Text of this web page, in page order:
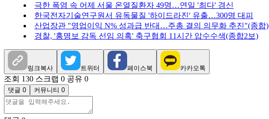
극한 폭염 속 어제 서울 온열질환자 49명…연일 '최다' 경신
한국전자기술연구원서 유독물질 '하이드라진' 유출…300명 대피
산업장관 "영업이익 N% 성과급 반대…주총 결의 의무화 추진"(종합)
경찰, '홍명보 감독 선임 의혹' 축구협회 11시간 압수수색(종합2보)
링크복사 트위터 페이스북 카카오톡
조회 130 스크랩 0 공유 0
댓글 0 커뮤니티 0